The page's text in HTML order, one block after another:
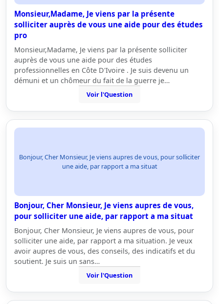
Monsieur,Madame, Je viens par la présente
solliciter auprès de vous une aide pour des études
pro
Monsieur,Madame, Je viens par la présente solliciter
auprès de vous une aide pour des études
professionnelles en Côte D'Ivoire . Je suis devenu un
démuni et un chômeur du fait de la guerre je…
Voir l'Question
Bonjour, Cher Monsieur, Je viens aupres de vous, pour solliciter
une aide, par rapport a ma situat
Bonjour, Cher Monsieur, Je viens aupres de vous,
pour solliciter une aide, par rapport a ma situat
Bonjour, Cher Monsieur, Je viens aupres de vous, pour
solliciter une aide, par rapport a ma situation. Je veux
avoir aupres de vous, des conseils, des indicatifs et du
soutient. Je suis un sans…
Voir l'Question